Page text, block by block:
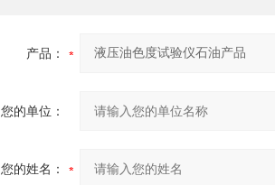
产品：
您的单位：
您的姓名：